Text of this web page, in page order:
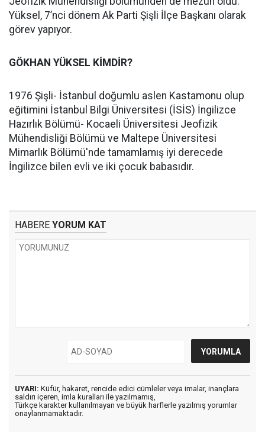
Yüksel, 7’nci dönem Ak Parti Şişli İlçe Başkanı olarak
görev yapıyor.
GÖKHAN YÜKSEL KİMDİR?
1976 Şişli- İstanbul doğumlu aslen Kastamonu olup
eğitimini İstanbul Bilgi Üniversitesi (İSİS) İngilizce
Hazırlık Bölümü- Kocaeli Üniversitesi Jeofizik
Mühendisliği Bölümü ve Maltepe Üniversitesi
Mimarlık Bölümü'nde tamamlamış iyi derecede
İngilizce bilen evli ve iki çocuk babasıdır.
HABERE YORUM KAT
UYARI: Küfür, hakaret, rencide edici cümleler veya imalar, inançlara
saldırı içeren, imla kuralları ile yazılmamış,
Türkçe karakter kullanılmayan ve büyük harflerle yazılmış yorumlar
onaylanmamaktadır.